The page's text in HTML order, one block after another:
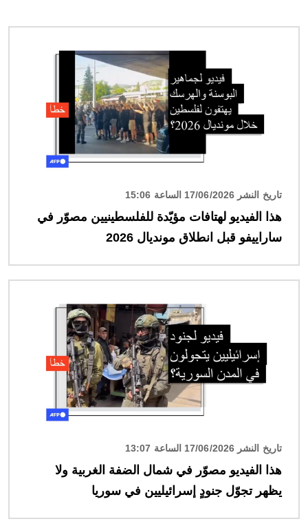
تاريخ النشر 17/06/2026 الساعة 15:06
هذا الفيديو لهتافات مؤيّدة للفلسطينيين مصوّر في
ساراييفو قبل انطلاق مونديال 2026
تاريخ النشر 17/06/2026 الساعة 13:07
هذا الفيديو مصوّر في شمال الضفة الغربية ولا
يظهر تجوّل جنودٍ إسرائيليين في سوريا